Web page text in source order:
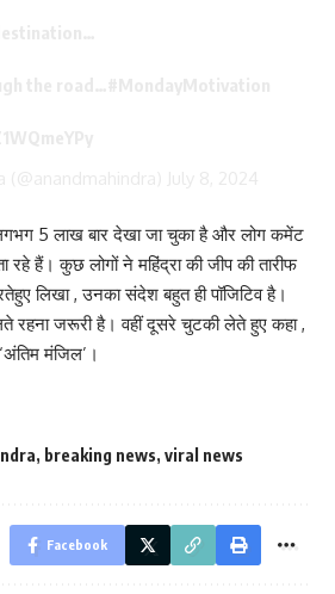
5 लाख बार देखा जा चुका है और लोग कमेंट
रहे हैं। कुछ लोगों ने महिंद्रा की जीप की तारीफ
लिखा , उनका संदेश बहुत ही पॉजिटिव है।
रहना जरूरी है। वहीं दूसरे चुटकी लेते हुए कहा ,
मंजिल’।
, breaking news, viral news
Facebook